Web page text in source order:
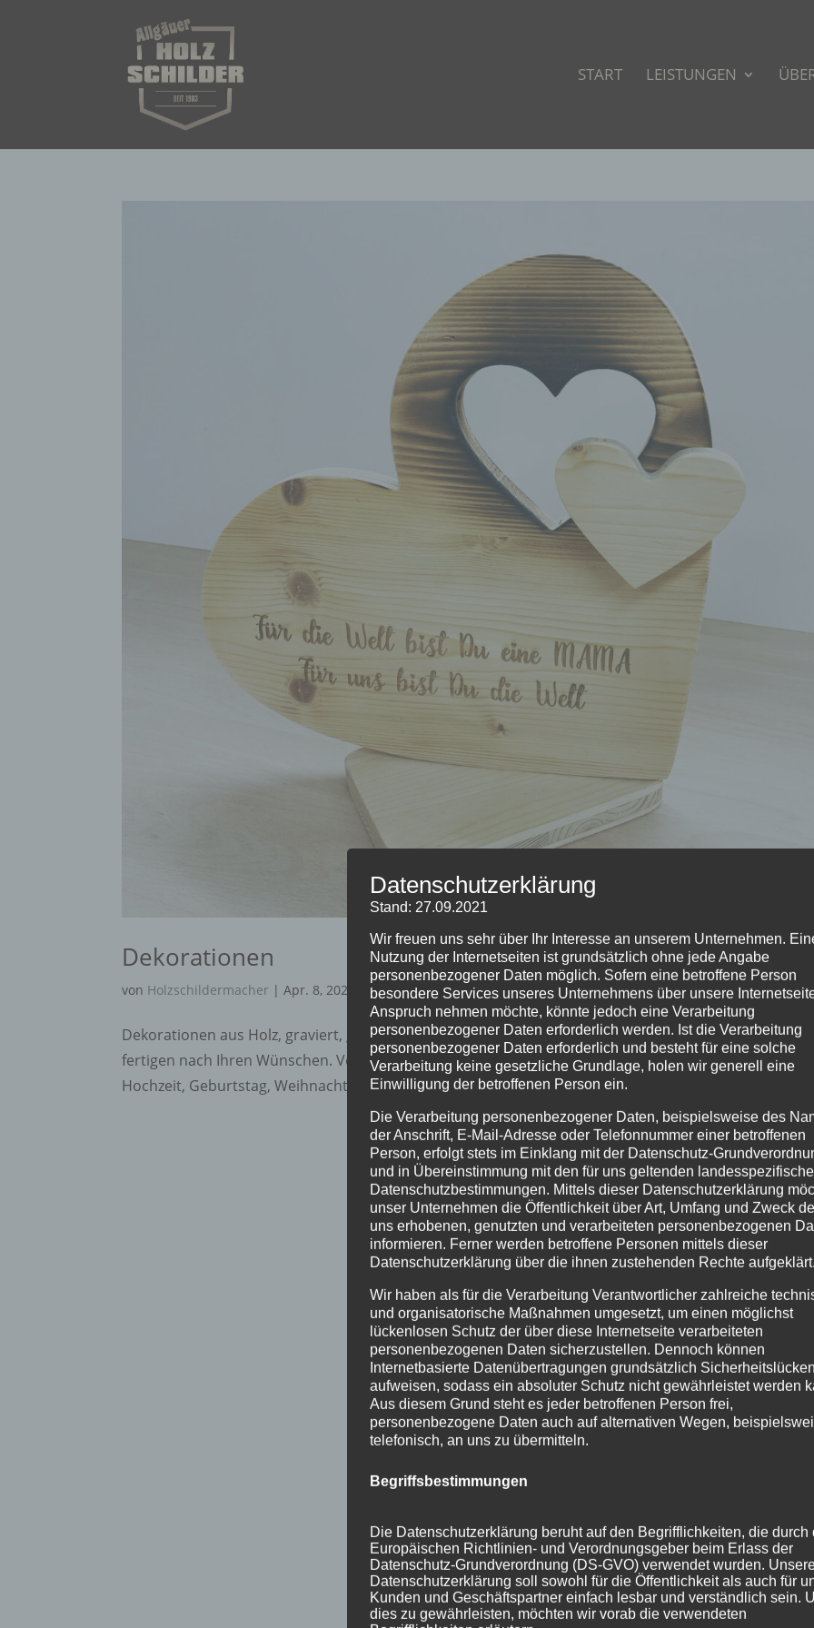
START LEISTUNGEN
Dekorationen
von Holzschildermacher |Apr. 8, 2020
Dekorationen aus Holz, graviert, gefräst, geschnitten, gemalt Wir fertigen eigene Dekoartikel bzw.
fertigen nach Ihren Wünschen. Von Streudeko, über Tischdekoration für verschiedenste Anlässe, egal
Hochzeit, Geburtstag, Weihnachten, Ostern, Jubiläum, Betriebsfeier,...
Datenschutzerklärung
Stand: 27.09.2021
Wir freuen uns sehr über Ihr Interesse an unserem Unternehmen.
Nutzung der Internetseiten ist grundsätzlich ohne jede Angabe
personenbezogener Daten möglich. Sofern eine betroffene Person
besondere Services unseres Unternehmens über unsere
Anspruch nehmen möchte, könnte jedoch eine Verarbeitung
personenbezogener Daten erforderlich werden. Ist die Verarbeitung
personenbezogener Daten erforderlich und besteht für eine solche
Verarbeitung keine gesetzliche Grundlage, holen wir generell eine
Einwilligung der betroffenen Person ein.
Die Verarbeitung personenbezogener Daten, beispielsweise des
der Anschrift, E-Mail-Adresse oder Telefonnummer einer betroffenen
Person, erfolgt stets im Einklang mit der Datenschutz-
und in Übereinstimmung mit den für uns geltenden
Datenschutzbestimmungen. Mittels dieser Datenschutzerklärung
unser Unternehmen die Öffentlichkeit über Art, Umfang und Zweck
uns erhobenen, genutzten und verarbeiteten personenbezogenen
informieren. Ferner werden betroffene Personen mittels dieser
Datenschutzerklärung über die ihnen zustehenden Rechte aufgeklärt.
Wir haben als für die Verarbeitung Verantwortlicher zahlreiche
und organisatorische Maßnahmen umgesetzt, um einen möglichst
lückenlosen Schutz der über diese Internetseite verarbeiteten
personenbezogenen Daten sicherzustellen. Dennoch können
Internetbasierte Datenübertragungen grundsätzlich Sicherheitslücken
aufweisen, sodass ein absoluter Schutz nicht gewährleistet werden
Aus diesem Grund steht es jeder betroffenen Person frei,
personenbezogene Daten auch auf alternativen Wegen,
telefonisch, an uns zu übermitteln.
Begriffsbestimmungen
Die Datenschutzerklärung beruht auf den Begrifflichkeiten, die durch
Europäischen Richtlinien- und Verordnungsgeber beim Erlass der
Datenschutz-Grundverordnung (DS-GVO) verwendet wurden.
Datenschutzerklärung soll sowohl für die Öffentlichkeit als auch für
Kunden und Geschäftspartner einfach lesbar und verständlich sein.
dies zu gewährleisten, möchten wir vorab die verwendeten